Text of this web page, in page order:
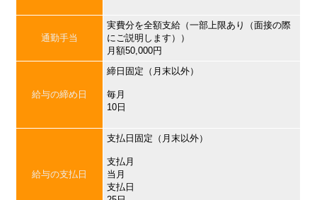
通勤手当
実費分を全額支給（一部上限あり（面接の際
にご説明します））
月額50,000円
給与の締め日
締日固定（月末以外）
毎月
10日
給与の支払日
支払日固定（月末以外）
支払月
当月
支払日